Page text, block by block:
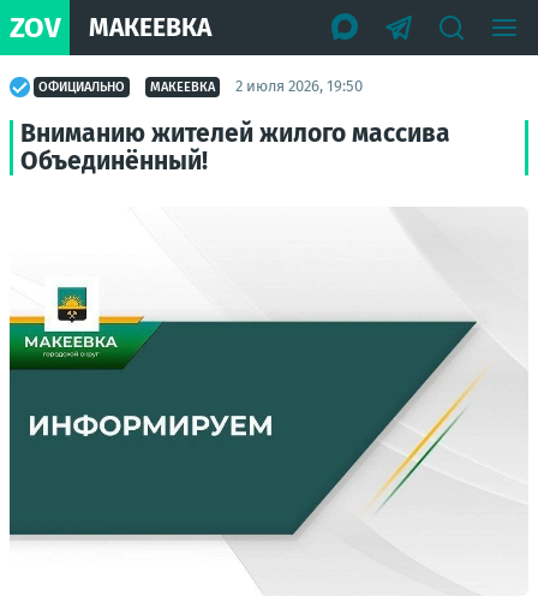
ZOV МАКЕЕВКА
ОФИЦИАЛЬНО МАКЕЕВКА 2 июля 2026, 19:50
Вниманию жителей жилого массива
Объединённый!